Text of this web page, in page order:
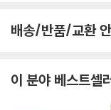
서 마음 가벼이 도전해 볼
정월대보름날 김에 밥
의 유래에 대해서는 여
배송/반품/교환
이 분야 베스트셀